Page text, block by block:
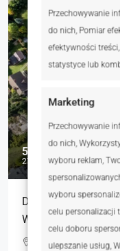
Przechowywanie
do nich, Pomiar
efektywności
statystyce lub
Marketing
Przechowywanie
do nich,
wyboru reklam,
wyboru
celu personalizacji
celu doboru
ulepszanie usług,
520 000 zł
276 zł
Działka
WZ
Krzyszkowo, Polska